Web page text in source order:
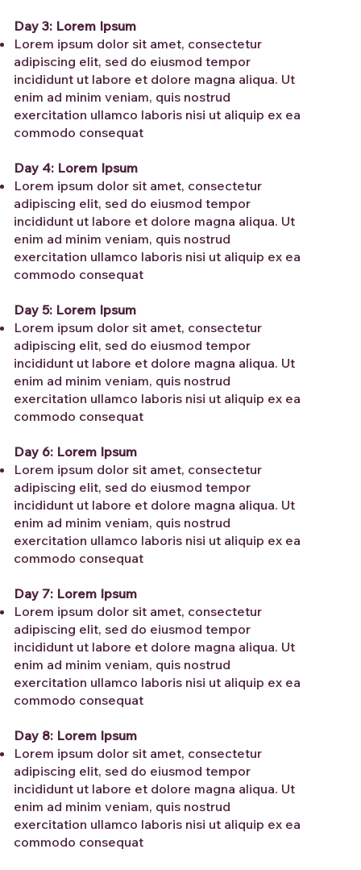
Day 3: Lorem Ipsum
Lorem ipsum dolor sit amet, consectetur
adipiscing elit, sed do eiusmod tempor
incididunt ut labore et dolore magna aliqua. Ut
enim ad minim veniam, quis nostrud
exercitation ullamco laboris nisi ut aliquip ex ea
commodo consequat
Day 4: Lorem Ipsum
Lorem ipsum dolor sit amet, consectetur
adipiscing elit, sed do eiusmod tempor
incididunt ut labore et dolore magna aliqua. Ut
enim ad minim veniam, quis nostrud
exercitation ullamco laboris nisi ut aliquip ex ea
commodo consequat
Day 5: Lorem Ipsum
Lorem ipsum dolor sit amet, consectetur
adipiscing elit, sed do eiusmod tempor
incididunt ut labore et dolore magna aliqua. Ut
enim ad minim veniam, quis nostrud
exercitation ullamco laboris nisi ut aliquip ex ea
commodo consequat
Day 6: Lorem Ipsum
Lorem ipsum dolor sit amet, consectetur
adipiscing elit, sed do eiusmod tempor
incididunt ut labore et dolore magna aliqua. Ut
enim ad minim veniam, quis nostrud
exercitation ullamco laboris nisi ut aliquip ex ea
commodo consequat
Day 7: Lorem Ipsum
Lorem ipsum dolor sit amet, consectetur
adipiscing elit, sed do eiusmod tempor
incididunt ut labore et dolore magna aliqua. Ut
enim ad minim veniam, quis nostrud
exercitation ullamco laboris nisi ut aliquip ex ea
commodo consequat
Day 8: Lorem Ipsum
Lorem ipsum dolor sit amet, consectetur
adipiscing elit, sed do eiusmod tempor
incididunt ut labore et dolore magna aliqua. Ut
enim ad minim veniam, quis nostrud
exercitation ullamco laboris nisi ut aliquip ex ea
commodo consequat